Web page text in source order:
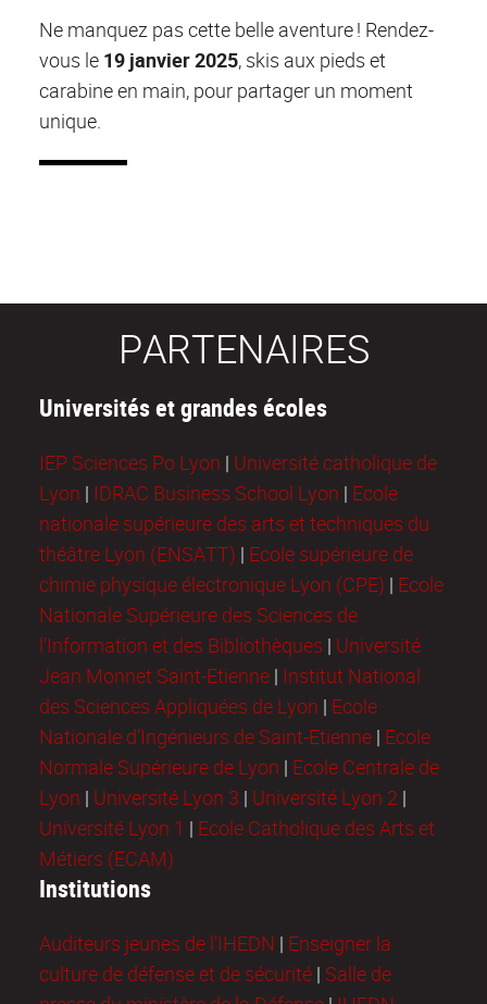
Ne manquez pas cette belle aventure ! Rendez-
vous le 19 janvier 2025, skis aux pieds et
carabine en main, pour partager un moment
unique.
PARTENAIRES
Universités et grandes écoles
IEP Sciences Po Lyon | Université catholique de
Lyon | IDRAC Business School Lyon | Ecole
nationale supérieure des arts et techniques du
théâtre Lyon (ENSATT) | Ecole supérieure de
chimie physique électronique Lyon (CPE) | Ecole
Nationale Supérieure des Sciences de
l'Information et des Bibliothèques | Université
Jean Monnet Saint-Etienne | Institut National
des Sciences Appliquées de Lyon | Ecole
Nationale d’Ingénieurs de Saint-Etienne | Ecole
Normale Supérieure de Lyon | Ecole Centrale de
Lyon | Université Lyon 3 | Université Lyon 2 |
Université Lyon 1 | Ecole Catholique des Arts et
Métiers (ECAM)
Institutions
Auditeurs jeunes de l'IHEDN | Enseigner la
culture de défense et de sécurité | Salle de